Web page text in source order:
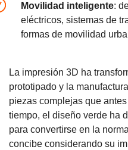
Movilidad inteligente:
eléctricos, sistemas de
formas de movilidad
La impresión 3D ha
prototipado y la
piezas complejas que
tiempo, el diseño verde ha
para convertirse en la
concibe considerando su